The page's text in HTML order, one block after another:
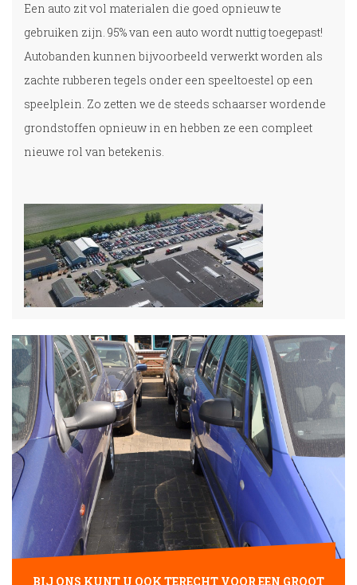
Een auto zit vol materialen die goed opnieuw te
gebruiken zijn. 95% van een auto wordt nuttig toegepast!
Autobanden kunnen bijvoorbeeld verwerkt worden als
zachte rubberen tegels onder een speeltoestel op een
speelplein. Zo zetten we de steeds schaarser wordende
grondstoffen opnieuw in en hebben ze een compleet
nieuwe rol van betekenis.
BIJ ONS KUNT U OOK TERECHT VOOR EEN GROOT